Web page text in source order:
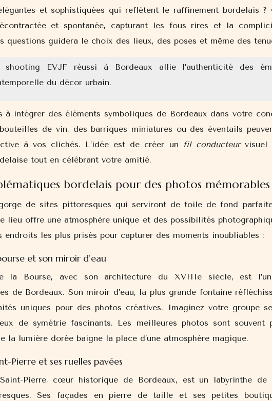
et sophistiquées qui reflètent le raffinement bordelais ?
et spontanée, capturant les fous rires et la
questions guidera le choix des lieux, des poses et même des
shooting EVJF réussi à Bordeaux allie l’authenticité des
du décor urbain.
à intégrer des éléments symboliques de Bordeaux dans votre
de vin, des barriques miniatures ou des éventails
à vos clichés. L’idée est de créer un
fil conducteur visuel
tout en célébrant votre amitié.
bordelais pour des photos mémorables
de sites pittoresques qui serviront de toile de fond
lieu offre une atmosphère unique et des possibilités
endroits les plus prisés pour capturer des moments inoubliables :
et son miroir d’eau
la Bourse, avec son architecture du XVIIIe siècle, est
de Bordeaux. Son miroir d’eau, la plus grande fontaine
uniques pour des photos créatives. Imaginez votre groupe
de symétrie fascinants. Les meilleures photos sont souvent
la lumière dorée baigne la place d’une atmosphère magique.
Pierre et ses ruelles pavées
Pierre, cœur historique de Bordeaux, est un labyrinthe de
Ses façades en pierre de taille et ses petites